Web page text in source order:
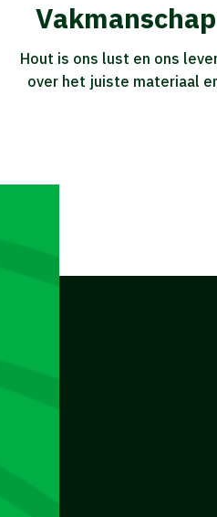
Hout is ons lust en ons
over het juiste materiaal